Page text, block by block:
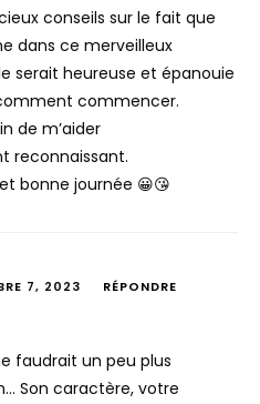
conseils sur le fait que
dans ce merveilleux
serait heureuse et épanouie
commencer.
de m’aider
reconnaissant.
bonne journée 😀😘
7, 2023 RÉPONDRE
faudrait un peu plus
Son caractère, votre